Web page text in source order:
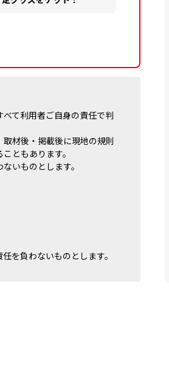
て利用者ご自身の責任で判
材後・掲載後に現地の規則
ともあります。
いものとします。
を負わないものとします。